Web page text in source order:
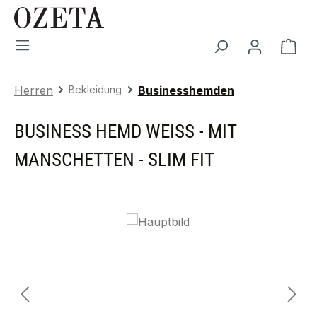
Zum Hauptinhalt springen
Herren Bekleidung Businesshemden
BUSINESS HEMD WEISS - MIT M
ANSCHETTEN - SLIM FIT
Bildergalerie überspringen